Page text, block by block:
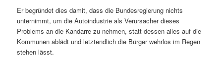
Er begründet dies damit, dass die Bundesregierung nichts
unternimmt, um die Autoindustrie als Verursacher dieses
Problems an die Kandarre zu nehmen, statt dessen alles auf die
Kommunen ablädt und letztendlich die Bürger wehrlos im Regen
stehen lässt.